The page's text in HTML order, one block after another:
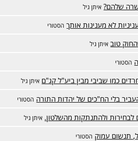
שלהם? איתן גיל
לא מענינות אותך הסטורי
טוב איתן גיל
הסטורי
כמו שביבי מבין ביע"ל קג"ם איתן גיל
בלי הח"כים של יהדות התורה הסטורי
לבחירות ולהתנתקות מהשלטון. איתן גיל
תנשום עמוק הסטורי